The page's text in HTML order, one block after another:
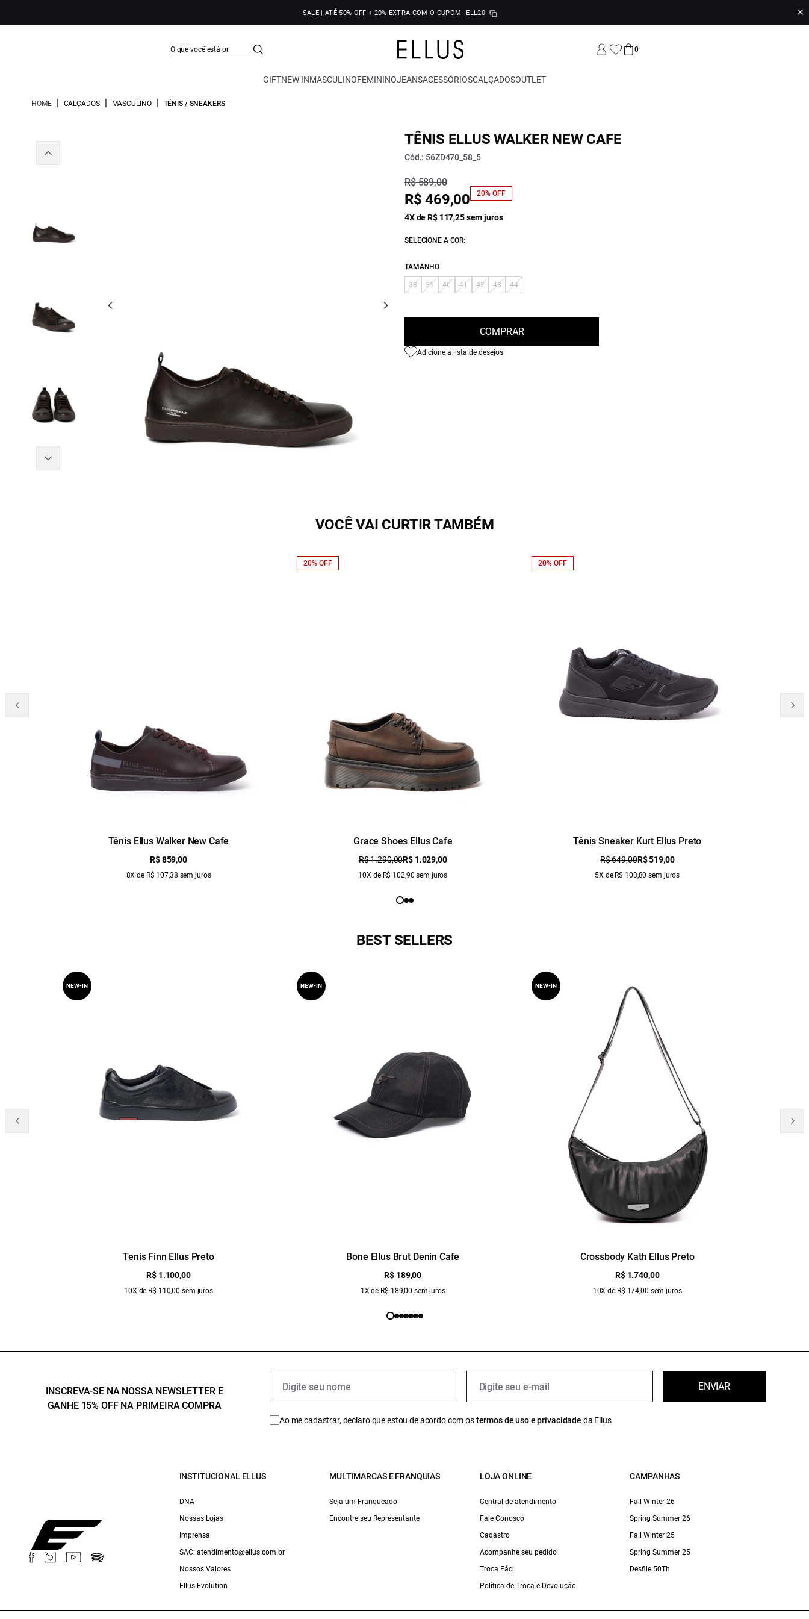
SALE | ATÉ 50% OFF + 20% EXTRA COM O CUPOM ELL20 ✕
0
GIFTNEW INMASCULINOFEMININOJEANSACESSÓRIOSCALÇADOSOUTLET
HOME | CALÇADOS | MASCULINO | TÊNIS / SNEAKERS
TÊNIS ELLUS WALKER NEW CAFE
Cód.: 56ZD470_58_5
R$ 589,00
R$ 469,00 20% OFF
4X de R$ 117,25 sem juros
SELECIONE A COR:
TAMANHO
38 39 40 41 42 43 44
COMPRAR
Adicione a lista de desejos
VOCÊ VAI CURTIR TAMBÉM
Tênis Ellus Walker New Cafe
R$ 859,00
8X de R$ 107,38 sem juros
Grace Shoes Ellus Cafe
R$ 1.290,00R$ 1.029,00
10X de R$ 102,90 sem juros
20% OFF
Tênis Sneaker Kurt Ellus Preto
R$ 649,00R$ 519,00
5X de R$ 103,80 sem juros
20% OFF
BEST SELLERS
Tenis Finn Ellus Preto
R$ 1.100,00
10X de R$ 110,00 sem juros
NEW-IN
Bone Ellus Brut Denin Cafe
R$ 189,00
1X de R$ 189,00 sem juros
NEW-IN
Crossbody Kath Ellus Preto
R$ 1.740,00
10X de R$ 174,00 sem juros
NEW-IN
INSCREVA-SE NA NOSSA NEWSLETTER E
GANHE 15% OFF NA PRIMEIRA COMPRA
ENVIAR
Ao me cadastrar, declaro que estou de acordo com ostermos de uso e privacidade da Ellus
INSTITUCIONAL ELLUS
DNA
Nossas Lojas
Imprensa
SAC: atendimento@ellus.com.br
Nossos Valores
Ellus Evolution
MULTIMARCAS E FRANQUIAS
Seja um Franqueado
Encontre seu Representante
LOJA ONLINE
Central de atendimento
Fale Conosco
Cadastro
Acompanhe seu pedido
Troca Fácil
Política de Troca e Devolução
CAMPANHAS
Fall Winter 26
Spring Summer 26
Fall Winter 25
Spring Summer 25
Desfile 50Th